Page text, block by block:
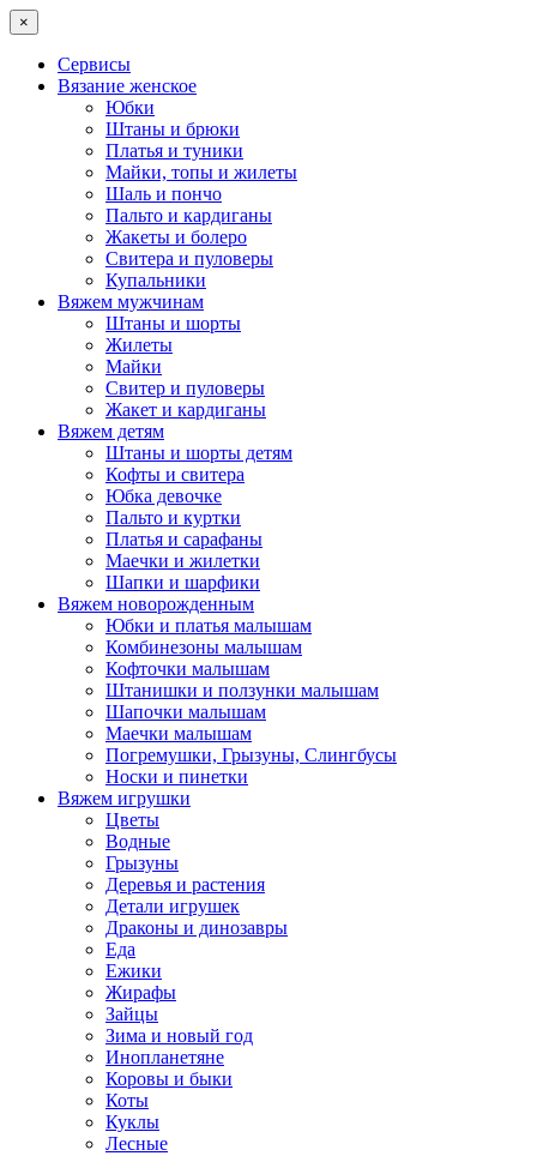
×
Сервисы
Вязание женское
Юбки
Штаны и брюки
Платья и туники
Майки, топы и жилеты
Шаль и пончо
Пальто и кардиганы
Жакеты и болеро
Свитера и пуловеры
Купальники
Вяжем мужчинам
Штаны и шорты
Жилеты
Майки
Свитер и пуловеры
Жакет и кардиганы
Вяжем детям
Штаны и шорты детям
Кофты и свитера
Юбка девочке
Пальто и куртки
Платья и сарафаны
Маечки и жилетки
Шапки и шарфики
Вяжем новорожденным
Юбки и платья малышам
Комбинезоны малышам
Кофточки малышам
Штанишки и ползунки малышам
Шапочки малышам
Маечки малышам
Погремушки, Грызуны, Слингбусы
Носки и пинетки
Вяжем игрушки
Цветы
Водные
Грызуны
Деревья и растения
Детали игрушек
Драконы и динозавры
Еда
Ежики
Жирафы
Зайцы
Зима и новый год
Инопланетяне
Коровы и быки
Коты
Куклы
Лесные